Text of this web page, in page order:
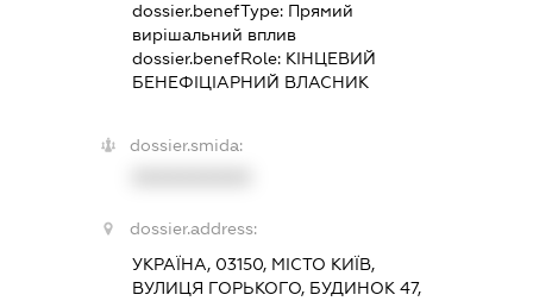
dossier.benefType: Прямий
вирішальний вплив
dossier.benefRole: КІНЦЕВИЙ
БЕНЕФІЦІАРНИЙ ВЛАСНИК
dossier.smida:
dossier.address:
УКРАЇНА, 03150, МІСТО КИЇВ,
ВУЛИЦЯ ГОРЬКОГО, БУДИНОК 47,